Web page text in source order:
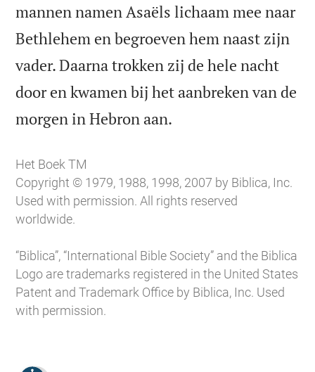
mannen namen Asaëls lichaam mee naar
Bethlehem en begroeven hem naast zijn
vader. Daarna trokken zij de hele nacht
door en kwamen bij het aanbreken van de
morgen in Hebron aan.
Het Boek TM
Copyright © 1979, 1988, 1998, 2007 by Biblica, Inc.
Used with permission. All rights reserved
worldwide.
“Biblica”, “International Bible Society” and the Biblica
Logo are trademarks registered in the United States
Patent and Trademark Office by Biblica, Inc. Used
with permission.